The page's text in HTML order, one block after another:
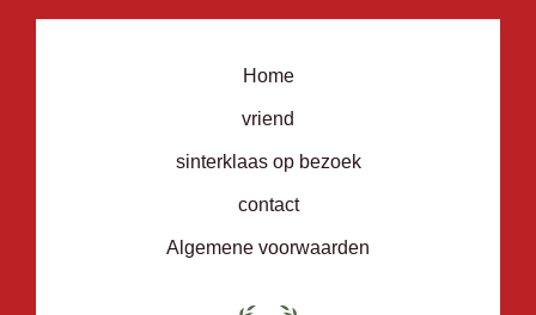
Home
vriend
sinterklaas op bezoek
contact
Algemene voorwaarden